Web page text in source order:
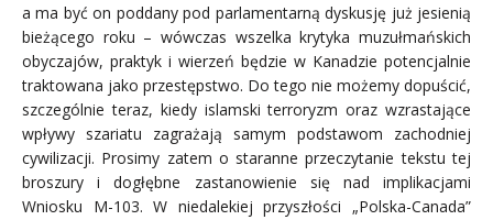
a ma być on poddany pod parlamentarną dyskusję już jesienią
bieżącego roku – wówczas wszelka krytyka muzułmańskich
obyczajów, praktyk i wierzeń będzie w Kanadzie potencjalnie
traktowana jako przestępstwo. Do tego nie możemy dopuścić,
szczególnie teraz, kiedy islamski terroryzm oraz wzrastające
wpływy szariatu zagrażają samym podstawom zachodniej
cywilizacji. Prosimy zatem o staranne przeczytanie tekstu tej
broszury i dogłębne zastanowienie się nad implikacjami
Wniosku M-103. W niedalekiej przyszłości „Polska-Canada”